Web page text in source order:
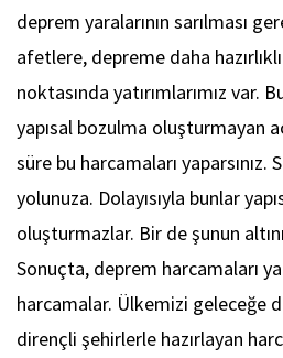
deprem yaralarının sarılması
afetlere, depreme daha
noktasında yatırımlarımız var.
yapısal bozulma oluşturmayan
süre bu harcamaları
yolunuza. Dolayısıyla bunlar
oluşturmazlar. Bir de şunun
Sonuçta, deprem harcamaları
harcamalar. Ülkemizi geleceğe
dirençli şehirlerle hazırlayan